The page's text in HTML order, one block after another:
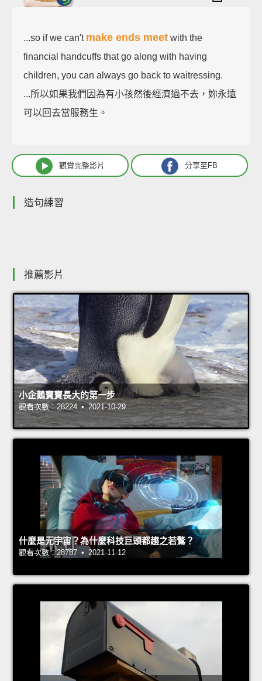
...so if we can't make ends meet with the
financial handcuffs that go along with having
children, you can always go back to waitressing.
...所以如果我們因為有小孩然後經濟過不去，妳永遠
可以回去當服務生。
觀賞完整影片 分享至FB
造句練習
推薦影片
小企鵝寶寶長大的第一步
觀看次數：28224 • 2021-10-29
什麼是元宇宙？為什麼科技巨頭都趨之若鶩？
觀看次數：28787 • 2021-11-12